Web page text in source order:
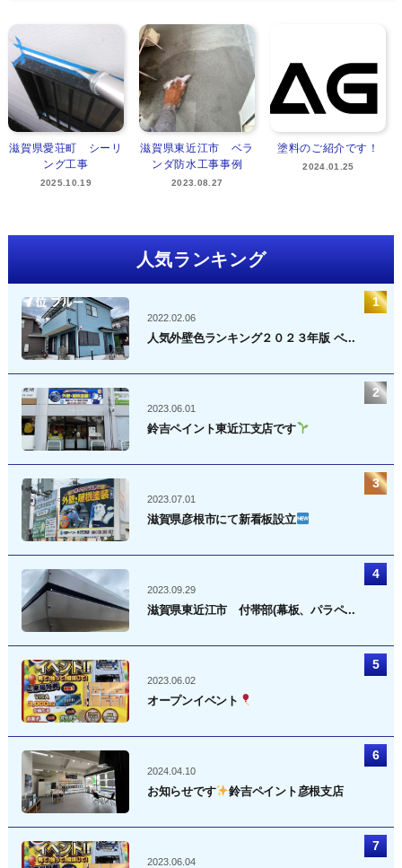
滋賀県愛荘町 シーリ
ング工事
2025.10.19
滋賀県東近江市 ベラ
ンダ防水工事事例
2023.08.27
塗料のご紹介です！
2024.01.25
人気ランキング
2022.02.06
人気外壁色ランキング２０２３年版 ベ...
2023.06.01
鈴吉ペイント東近江支店です
2023.07.01
滋賀県彦根市にて新看板設立
2023.09.29
滋賀県東近江市 付帯部(幕板、パラペ...
2023.06.02
オープンイベント
2024.04.10
お知らせです 鈴吉ペイント彦根支店
2023.06.04